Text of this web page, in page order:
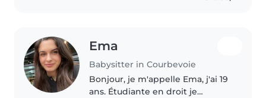
Ema
Babysitter in Courbevoie
Bonjour, je m'appelle Ema, j'ai 19
ans. Étudiante en droit je